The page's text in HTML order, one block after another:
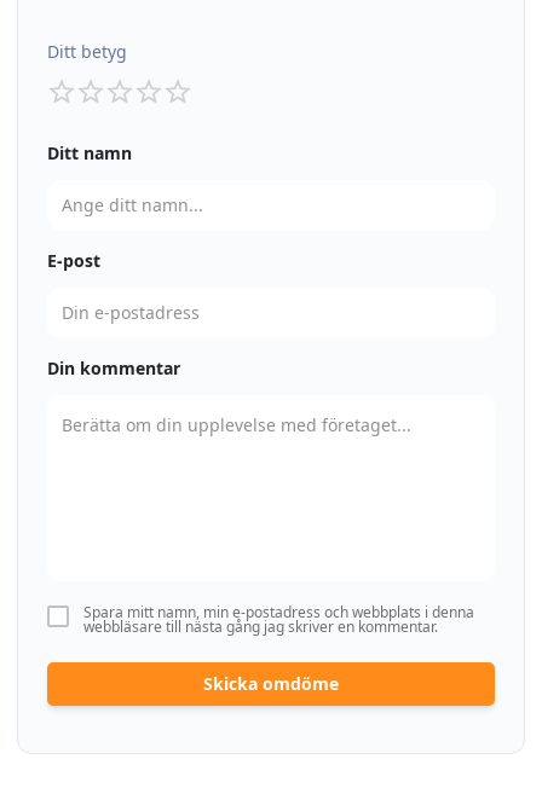
Ditt betyg
Ditt namn
E-post
Din kommentar
Spara mitt namn, min e-postadress och webbplats i denna
webbläsare till nästa gång jag skriver en kommentar.
Skicka omdöme